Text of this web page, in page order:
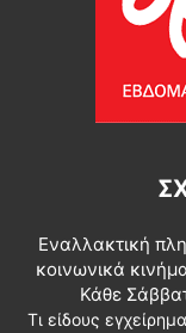
Εναλλακτική
κοινωνικά
Κάθε
Τι είδους